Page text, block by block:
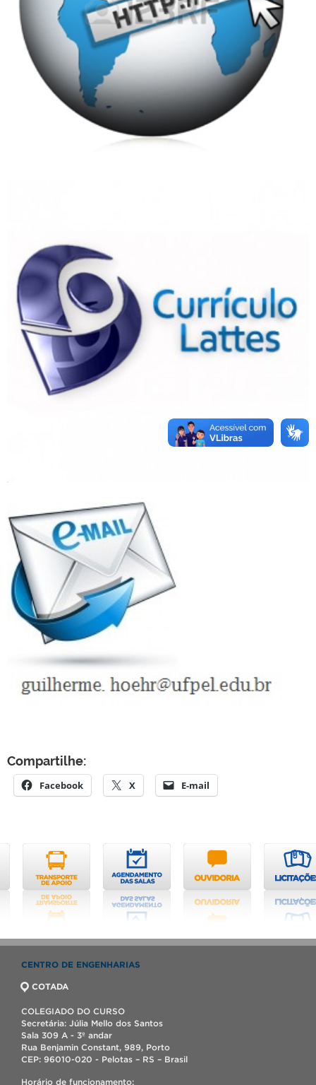
Compartilhe:
Facebook X E-mail
CENTRO DE ENGENHARIAS
COTADA
COLEGIADO DO CURSO
Secretária: Júlia Mello dos Santos
Sala 309 A - 3º andar
Rua Benjamin Constant, 989, Porto
CEP: 96010-020 - Pelotas – RS – Brasil
Horário de funcionamento: